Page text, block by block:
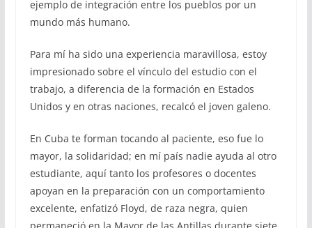
ejemplo de integración entre los pueblos por un
mundo más humano.
Para mí ha sido una experiencia maravillosa, estoy
impresionado sobre el vínculo del estudio con el
trabajo, a diferencia de la formación en Estados
Unidos y en otras naciones, recalcó el joven galeno.
En Cuba te forman tocando al paciente, eso fue lo
mayor, la solidaridad; en mí país nadie ayuda al otro
estudiante, aquí tanto los profesores o docentes
apoyan en la preparación con un comportamiento
excelente, enfatizó Floyd, de raza negra, quien
permaneció en la Mayor de las Antillas durante siete